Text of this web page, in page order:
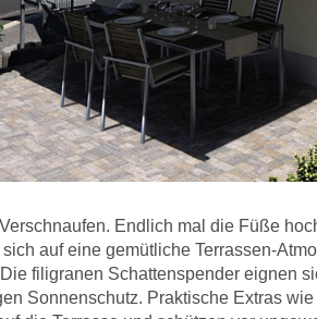
Endlich mal die Füße
auf eine gemütliche Terrassen-
filigranen Schattenspender eignen
Sonnenschutz. Praktische Extras